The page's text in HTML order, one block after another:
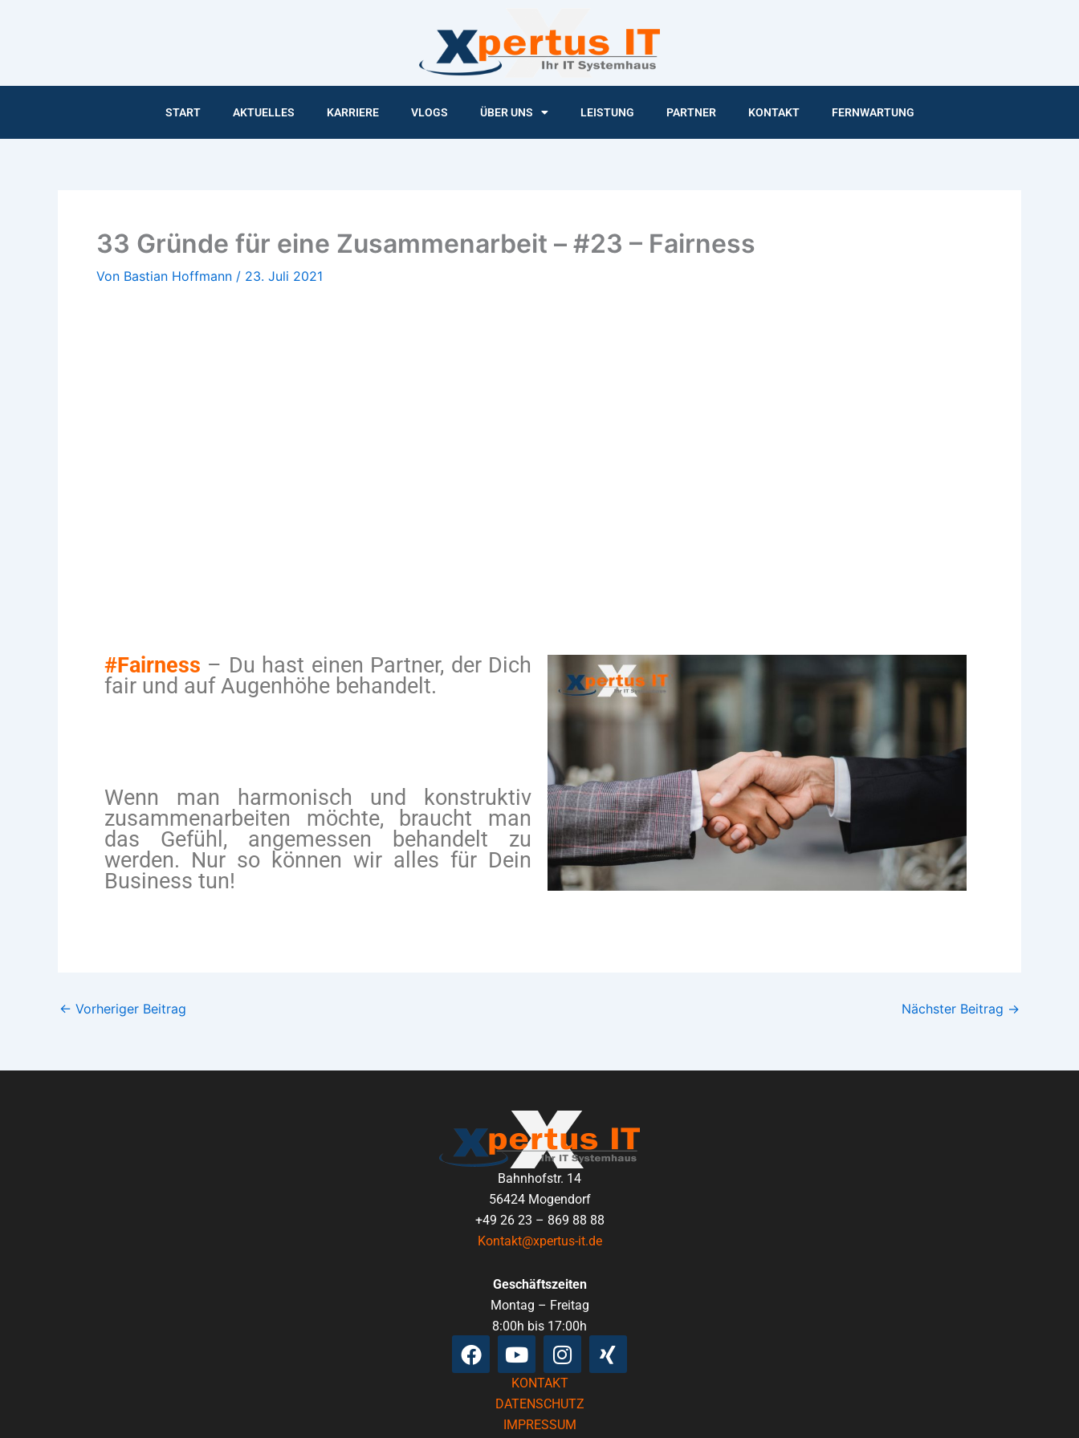
START AKTUELLES KARRIERE VLOGS ÜBER UNS LEISTUNG PARTNER KONTAKT FERNWARTUNG
33 Gründe für eine Zusammenarbeit – #23 – Fairness
Von Bastian Hoffmann / 23. Juli 2021
#Fairness – Du hast einen Partner, der Dich
fair und auf Augenhöhe behandelt.
Wenn man harmonisch und konstruktiv
zusammenarbeiten möchte, braucht man
das Gefühl, angemessen behandelt zu
werden. Nur so können wir alles für Dein
Business tun!
← Vorheriger Beitrag Nächster Beitrag →
Bahnhofstr. 14
56424 Mogendorf
+49 26 23 – 869 88 88
Kontakt@xpertus-it.de
Geschäftszeiten
Montag – Freitag
8:00h bis 17:00h
Facebook
YoutubeInstagram
Xing
KONTAKT
DATENSCHUTZ
IMPRESSUM